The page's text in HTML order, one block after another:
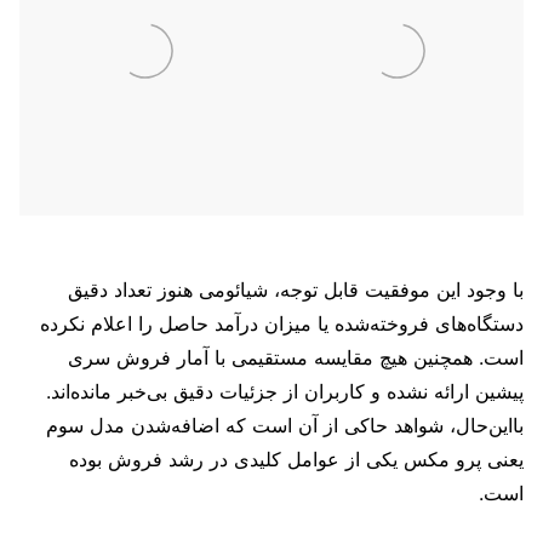
با وجود این موفقیت قابل توجه، شیائومی هنوز تعداد دقیق
دستگاه‌های فروخته‌شده یا میزان درآمد حاصل را اعلام نکرده
است. همچنین هیچ مقایسه مستقیمی با آمار فروش سری
پیشین ارائه نشده و کاربران از جزئیات دقیق بی‌خبر مانده‌اند.
بااین‌حال، شواهد حاکی از آن است که اضافه‌شدن مدل سوم
یعنی پرو مکس یکی از عوامل کلیدی در رشد فروش بوده
است.